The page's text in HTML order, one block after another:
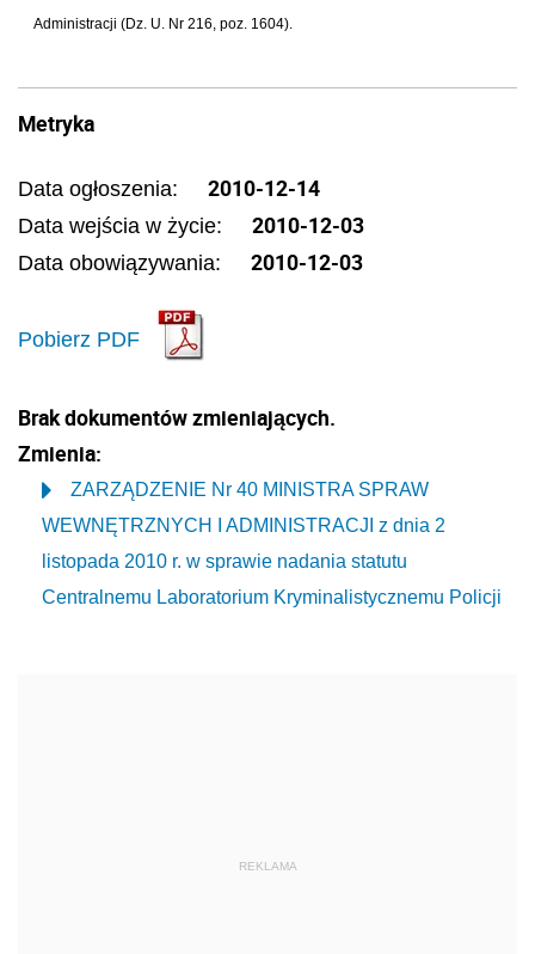
Administracji (Dz. U. Nr 216, poz. 1604).
Metryka
Data ogłoszenia: 2010-12-14
Data wejścia w życie: 2010-12-03
Data obowiązywania: 2010-12-03
Pobierz PDF
Brak dokumentów zmieniających.
Zmienia:
ZARZĄDZENIE Nr 40 MINISTRA SPRAW
WEWNĘTRZNYCH I ADMINISTRACJI z dnia 2
listopada 2010 r. w sprawie nadania statutu
Centralnemu Laboratorium Kryminalistycznemu Policji